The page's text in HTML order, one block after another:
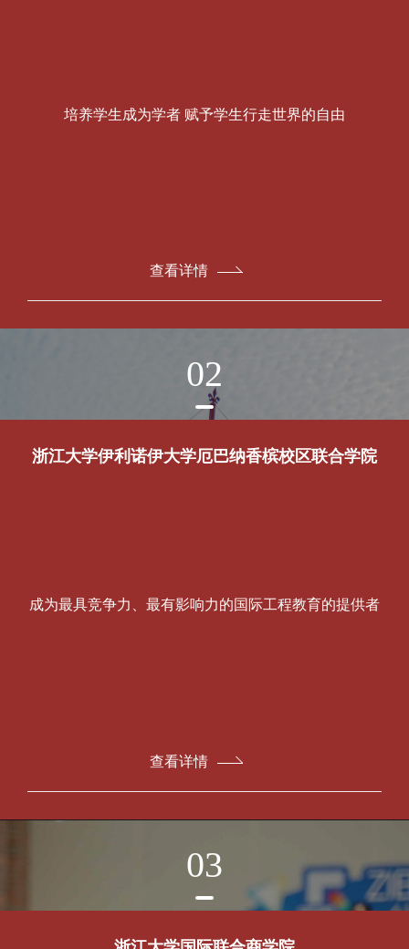
培养学生成为学者 赋予学生行走世界的自由
查看详情
02
浙江大学伊利诺伊大学厄巴纳香槟校区联合学院
成为最具竞争力、最有影响力的国际工程教育的提供者
查看详情
03